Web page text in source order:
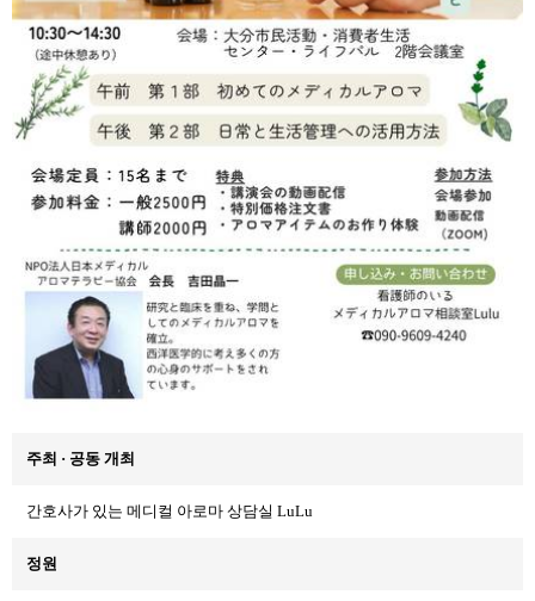
주최 · 공동 개최
간호사가 있는 메디컬 아로마 상담실 LuLu
정원